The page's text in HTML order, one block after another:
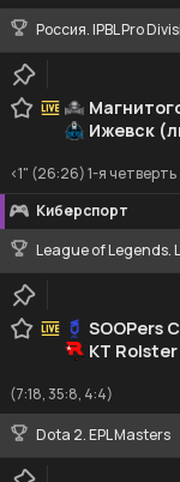
Россия. IPBL Pro
Ижевск
<1" (26:26) 1-я четверть
Киберспорт
League of Legends.
SOOPers
KT
(7:18, 35:8, 4:4)
Dota 2. EPL Masters